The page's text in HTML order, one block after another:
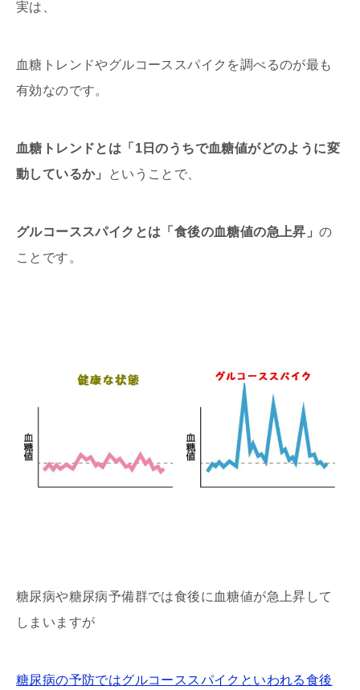
実は、
血糖トレンドやグルコーススパイクを調べるのが最も
有効なのです。
血糖トレンドとは「1日のうちで血糖値がどのように変
動しているか」
ということで、
グルコーススパイクとは「食後の血糖値の急上昇」の
ことです。
糖尿病や糖尿病予備群では食後に血糖値が急上昇して
しまいますが
糖尿病の予防ではグルコーススパイクといわれる食後